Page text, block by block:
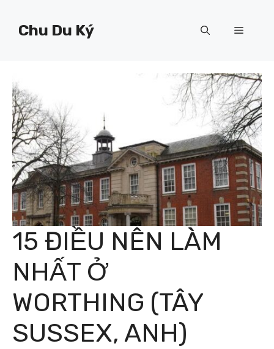
Chu Du Ký Menu
15 ĐIỀU NÊN LÀM
NHẤT Ở
WORTHING (TÂY
SUSSEX, ANH)